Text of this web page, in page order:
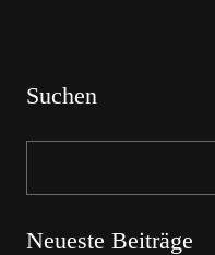
Suchen
Neueste Beiträge